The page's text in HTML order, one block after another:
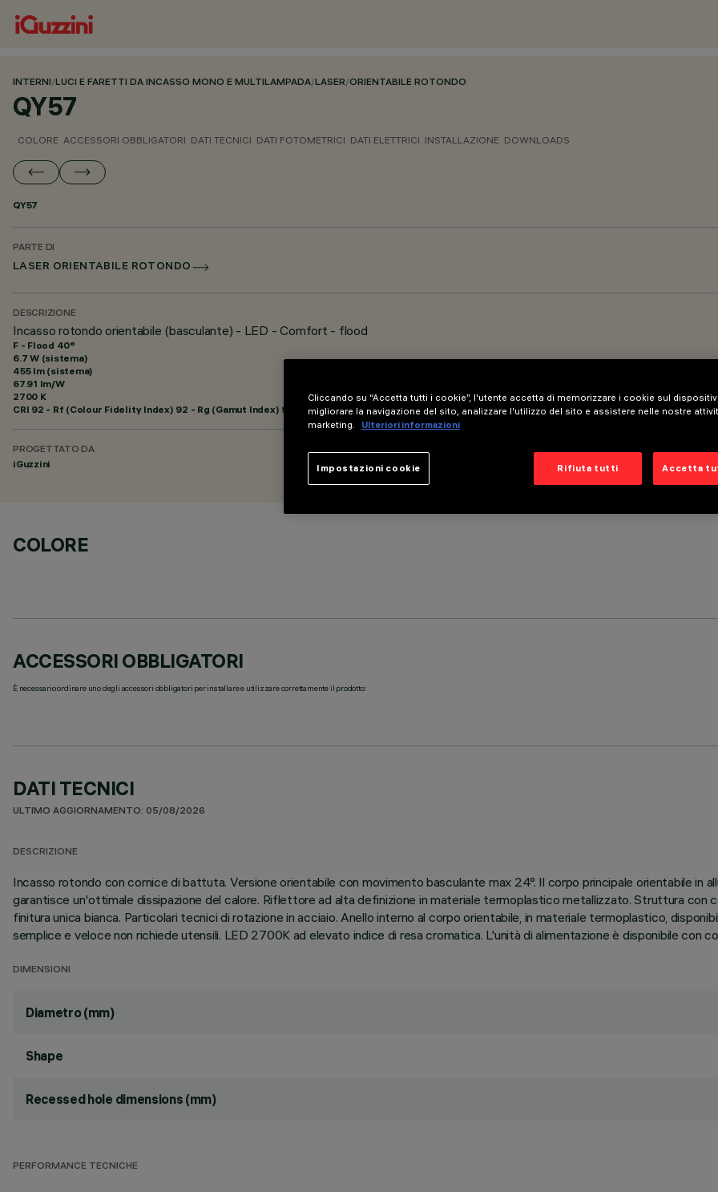
INTERNI/LUCI E FARETTI DA INCASSO MONO E MULTILAMPADA/LASER/ORIENTABILE ROTONDO
QY57
COLORE ACCESSORI OBBLIGATORI DATI TECNICI DATI FOTOMETRICI DATI ELETTRICI INSTALLAZIONE DOWNLOADS
QY57
PARTE DI
LASER ORIENTABILE ROTONDO
DESCRIZIONE
Incasso rotondo orientabile (basculante) - LED - Comfort - flood
F - Flood 40°
6.7 W (sistema)
455 lm (sistema)
67.91 lm/W
2700 K
CRI 92 - Rf (Colour Fidelity Index) 92 - Rg (Gamut Index) 99
PROGETTATO DA
iGuzzini
COLORE
ACCESSORI OBBLIGATORI
È necessario ordinare uno degli accessori obbligatori per installare e utilizzare correttamente il prodotto:
DATI TECNICI
ULTIMO AGGIORNAMENTO: 05/08/2026
DESCRIZIONE
Incasso rotondo con cornice di battuta. Versione orientabile con movimento basculante max 24°. Il corpo principale orientabile in
garantisce un'ottimale dissipazione del calore. Riflettore ad alta definizione in materiale termoplastico metallizzato. Struttura con
finitura unica bianca. Particolari tecnici di rotazione in acciaio. Anello interno al corpo orientabile, in materiale termoplastico,
semplice e veloce non richiede utensili. LED 2700K ad elevato indice di resa cromatica. L'unità di alimentazione è disponibile con
DIMENSIONI
Diametro (mm)
Shape
Recessed hole dimensions (mm)
PERFORMANCE TECNICHE
Cliccando su “Accetta tutti i cookie”, l'utente accetta di memorizzare i cookie sul
migliorare la navigazione del sito, analizzare l'utilizzo del sito e assistere nelle nostre
marketing.
Ulteriori informazioni
Rifiuta tutti Accetta
Impostazioni cookie